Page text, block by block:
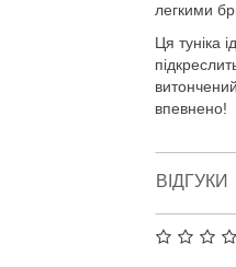
легкими
Ця туніка
впевнено!
ВІДГУКИ